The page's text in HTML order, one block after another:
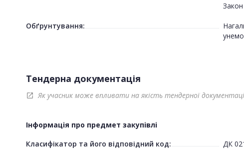
Закон
Обґрунтування:
Тендерна документація
open_in_new Як учасник може впливати на якість тендерної
Інформація про предмет закупівлі
Класифікатор та його відповідний код:
ДК